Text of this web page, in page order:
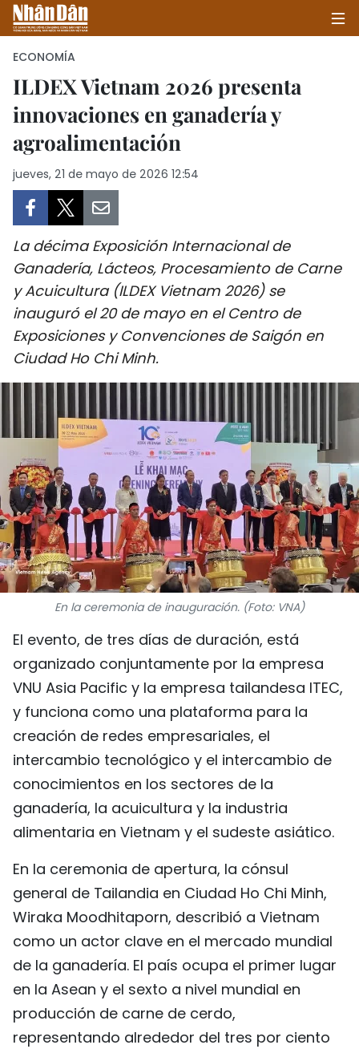
INICIO
POLÍTICA
SALUD - MEDIO AMBIENTE
CULTURA - ENTRETENIMIENTO
INTERNACIONAL
DEPORTES
VIAJES
PUENTE DE AMISTAD
HISTORIAS MULTIMEDIA
FOTOGRAFÍA
¿QUIÉNES SOMOS?
ENGLISH
中文
FRANÇAIS
РУССКИЙ
ECONOMÍA
ILDEX Vietnam 2026 presenta
innovaciones en ganadería y
agroalimentación
jueves, 21 de mayo de 2026 12:54
La décima Exposición Internacional de
Ganadería, Lácteos, Procesamiento de Carne
y Acuicultura (ILDEX Vietnam 2026) se
inauguró el 20 de mayo en el Centro de
Exposiciones y Convenciones de Saigón en
Ciudad Ho Chi Minh.
En la ceremonia de inauguración. (Foto: VNA)
El evento, de tres días de duración, está
organizado conjuntamente por la empresa
VNU Asia Pacific y la empresa tailandesa ITEC,
y funciona como una plataforma para la
creación de redes empresariales, el
intercambio tecnológico y el intercambio de
conocimientos en los sectores de la
ganadería, la acuicultura y la industria
alimentaria en Vietnam y el sudeste asiático.
En la ceremonia de apertura, la cónsul
general de Tailandia en Ciudad Ho Chi Minh,
Wiraka Moodhitaporn, describió a Vietnam
como un actor clave en el mercado mundial
de la ganadería. El país ocupa el primer lugar
en la Asean y el sexto a nivel mundial en
producción de carne de cerdo,
representando alrededor del tres por ciento